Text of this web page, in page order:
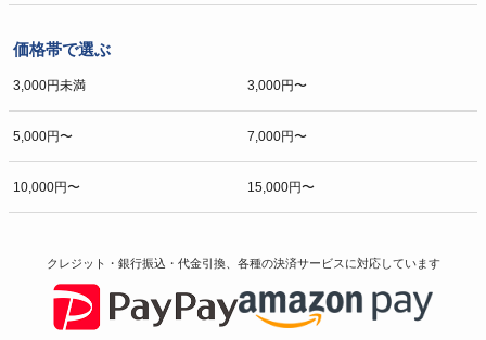
価格帯で選ぶ
3,000円未満 3,000円〜
5,000円〜 7,000円〜
10,000円〜 15,000円〜
クレジット・銀行振込・代金引換、各種の決済サービスに対応しています